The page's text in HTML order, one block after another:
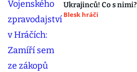
Ukrajinců! Co s nimi?
Blesk hráči